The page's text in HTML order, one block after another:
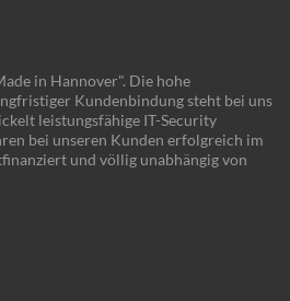
in Hannover". Die hohe
Kundenbindung steht bei uns
leistungsfähige IT-Security
bei unseren Kunden erfolgreich im
und völlig unabhängig von